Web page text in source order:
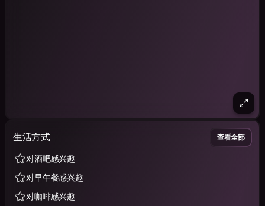
生活方式 查看全部
对酒吧感兴趣
对早午餐感兴趣
对咖啡感兴趣